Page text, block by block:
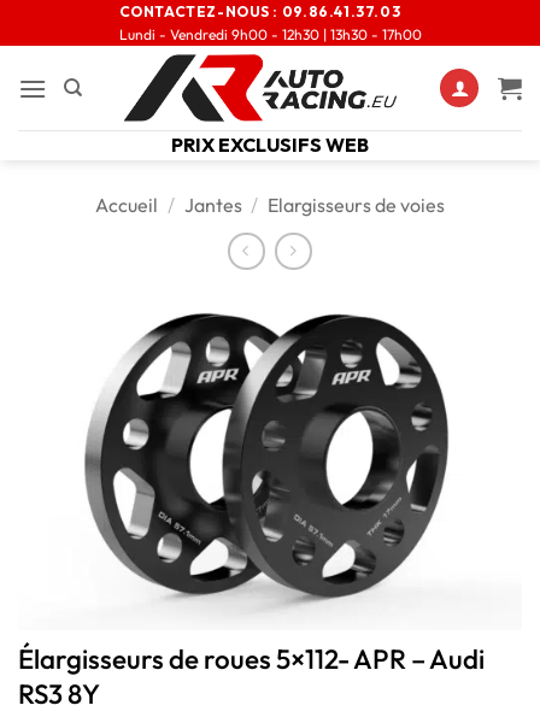
CONTACTEZ-NOUS : 09.86.41.37.03
Lundi - Vendredi 9h00 - 12h30 | 13h30 - 17h00
PRIX EXCLUSIFS WEB
Accueil / Jantes / Elargisseurs de voies
Élargisseurs de roues 5×112- APR – Audi
RS3 8Y